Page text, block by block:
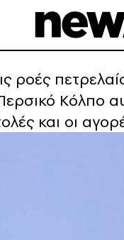
ροές
Κόλπο
και οι